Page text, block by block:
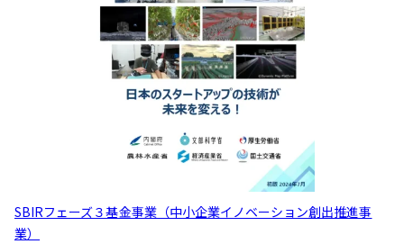
SBIRフェーズ３基金事業（中小企業イノベーション創出推進事
業）